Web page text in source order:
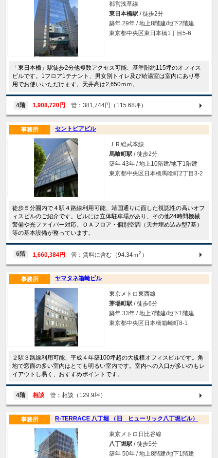
都営浅草線
東日本橋駅 / 徒歩2分
築年 29年 / 地上8階建/地下2階建
東京都中央区東日本橋1丁目5-6
「東日本橋」駅徒歩2分他複数アクセス可能、基準階約115坪のオフィス
ビルです。1フロア1テナント、男女別トイレ及び給湯室は室内にあり専
用でお使いいただけます。天井高は2,650ｍｍ。
4階 1,908,720円 管：381,744円（115.68坪）
セントピアビル
事務所
ＪＲ総武本線
馬喰町駅 / 徒歩2分
築年 43年 / 地上10階建/地下1階建
東京都中央区日本橋馬喰町2丁目3-2
徒歩５分圏内で４駅４路線利用可能、靖国通りに面した視認性の高いオフ
ィスビルのご紹介です。ビルには立体駐車場があり、その他24時間機械
警備や光ファイバー対応、ＯＡフロア・個別空調（天井埋め込み型7基）
等の基本設備が整っています。
6階 1,660,384円 管：賃料に含む（94.34ｍ2 ）
ヤマタネ箱崎ビル
事務所
東京メトロ東西線
茅場町駅 / 徒歩6分
築年 33年 / 地上7階建/地下1階建
東京都中央区日本橋箱崎町8-1
２駅３路線利用可能、平成４年築100坪超の大規模オフィスビルです。角
地で窓面の多い室内はとても明るい室内です。室内への入口が多いのもレ
イアウトし易く、おすすめポイントです。
4階 相談 管：相談（129.9坪）
R-TERRACE 八丁堀 （旧 ヒューリック八丁堀ビル）
事務所
東京メトロ日比谷線
八丁堀駅 / 徒歩5分
築年 50年 / 地上8階建/地下1階建